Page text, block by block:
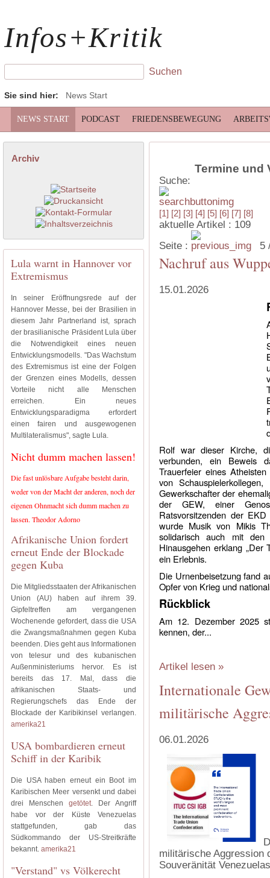
Infos+Kritik
Sie sind hier: News Start
NEWS START PODCAST FRIEDENSBEWEGUNG
Archiv
Lula warnt in Hannover vor
Extremismus
In seiner Eröffnungsrede auf der
Hannover Messe, bei der Brasilien in
diesem Jahr Partnerland ist, sprach
der brasilianische Präsident Lula über
die Notwendigkeit eines neuen
Entwicklungsmodells. "Das Wachstum
des Extremismus ist eine der Folgen
der Grenzen eines Modells, dessen
Vorteile nicht alle Menschen
erreichen. Ein neues
Entwicklungsparadigma erfordert
einen fairen und ausgewogenen
Multilateralismus", sagte Lula.
Nicht dumm machen lassen!
Die fast unlösbare Aufgabe besteht darin,
weder von der Macht der anderen, noch der
eigenen Ohnmacht sich dumm machen zu
lassen. Theodor Adorno
Afrikanische Union fordert
erneut Ende der Blockade
gegen Kuba
Die Mitgliedsstaaten der Afrikanischen
Union (AU) haben auf ihrem 39.
Gipfeltreffen am vergangenen
Wochenende gefordert, dass die USA
die Zwangsmaßnahmen gegen Kuba
beenden. Dies geht aus Informationen
von telesur und des kubanischen
Außenministeriums hervor. Es ist
bereits das 17. Mal, dass die
afrikanischen Staats- und
Regierungschefs das Ende der
Blockade der Karibikinsel verlangen.
amerika21
USA bombardieren erneut
Schiff in der Karibik
Die USA haben erneut ein Boot im
Karibischen Meer versenkt und dabei
drei Menschen getötet. Der Angriff
habe vor der Küste Venezuelas
stattgefunden, gab das
Südkommando der US-Streitkräfte
bekannt. amerika21
"Verstand" vs Völkerecht
Termine und
Suche:
[1] [2] [3] [4] [5] [6] [7] [8]
aktuelle Artikel : 109
Seite :
5
Nachruf aus
15.01.2026
Rolf war dieser Kirche,
verbunden, ein Beweis
Trauerfeier eines
von
Gewerkschafter der
der GEW, einer
Ratsvorsitzenden der
wurde Musik von Mikis
solidarisch auch mit den
Hinausgehen erklang „Der
ein Erlebnis.
Die Urnenbeisetzung fand
Opfer von Krieg und
Rückblick
Am 12. Dezember 2025
kennen, der...
Artikel lesen »
Internationale
militärische
06.01.2026
militärische Aggression
Souveränität